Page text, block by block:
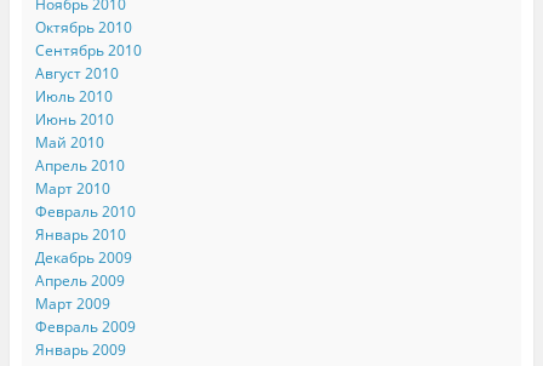
Октябрь 2010
Сентябрь 2010
Август 2010
Июль 2010
Июнь 2010
Май 2010
Апрель 2010
Март 2010
Февраль 2010
Январь 2010
Декабрь 2009
Апрель 2009
Март 2009
Февраль 2009
Январь 2009